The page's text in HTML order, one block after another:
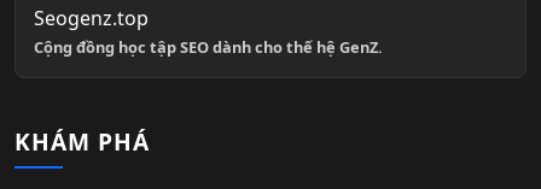
Seogenz.top
Cộng đồng học tập SEO dành cho thế hệ GenZ.
KHÁM PHÁ